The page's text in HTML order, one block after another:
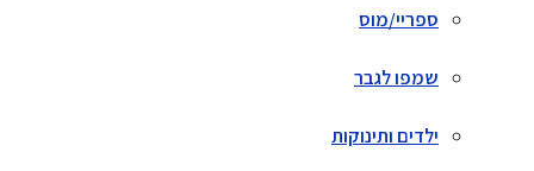
ספריי/מוס
שמפו לגבר
ילדים ותינוקות